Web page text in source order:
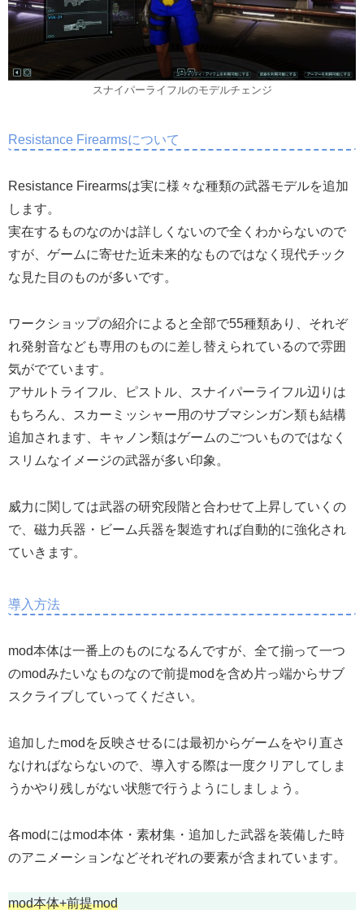
スナイパーライフルのモデルチェンジ
Resistance Firearmsについて
Resistance Firearmsは実に様々な種類の武器モデルを追加
します。
実在するものなのかは詳しくないので全くわからないので
すが、ゲームに寄せた近未来的なものではなく現代チック
な見た目のものが多いです。
ワークショップの紹介によると全部で55種類あり、それぞ
れ発射音なども専用のものに差し替えられているので雰囲
気がでています。
アサルトライフル、ピストル、スナイパーライフル辺りは
もちろん、スカーミッシャー用のサブマシンガン類も結構
追加されます、キャノン類はゲームのごついものではなく
スリムなイメージの武器が多い印象。
威力に関しては武器の研究段階と合わせて上昇していくの
で、磁力兵器・ビーム兵器を製造すれば自動的に強化され
ていきます。
導入方法
mod本体は一番上のものになるんですが、全て揃って一つ
のmodみたいなものなので前提modを含め片っ端からサブ
スクライブしていってください。
追加したmodを反映させるには最初からゲームをやり直さ
なければならないので、導入する際は一度クリアしてしま
うかやり残しがない状態で行うようにしましょう。
各modにはmod本体・素材集・追加した武器を装備した時
のアニメーションなどそれぞれの要素が含まれています。
mod本体+前提mod